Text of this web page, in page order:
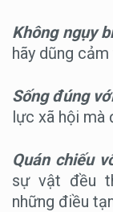
Không ngụy
hãy dũng
Sống đúng
lực xã hội mà
Quán chiếu
sự vật đều
những điều